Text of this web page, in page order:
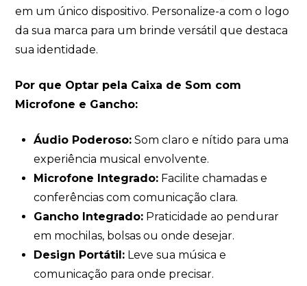
em um único dispositivo. Personalize-a com o logo
da sua marca para um brinde versátil que destaca
sua identidade.
Por que Optar pela Caixa de Som com
Microfone e Gancho:
Áudio Poderoso:Som claro e nítido para uma
experiência musical envolvente.
Microfone Integrado:Facilite chamadas e
conferências com comunicação clara.
Gancho Integrado:Praticidade ao pendurar
em mochilas, bolsas ou onde desejar.
Design Portátil:Leve sua música e
comunicação para onde precisar.